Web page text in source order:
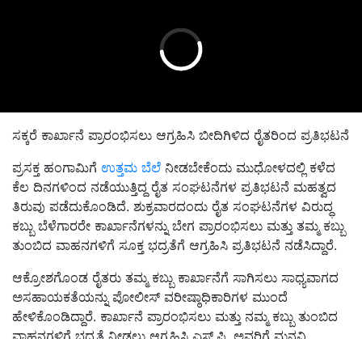
ಸಕ್ಕರೆ ಕಾರ್ಖಾನೆ ಪ್ರಾರಂಭಿಸಲು ಆಗ್ರಹಿಸಿ ಬೀದಿಗಿಳಿದ ರೈತರಿಂದ ಪ್ರತಿಭಟನೆ
ಪ್ರಸಕ್ತ ಹಂಗಾಮಿಗೆ ಉತ್ತಮ ಬೆಲೆ ನೀಡಬೇಕೆಂದು ಮುಧೋಳದಲ್ಲಿ ಕಳೆದ
ಕೆಲ ದಿನಗಳಿಂದ ನಡೆಯುತ್ತಿದ್ದ ರೈತ ಸಂಘಟನೆಗಳ ಪ್ರತಿಭಟನೆ ಮಹತ್ವದ
ತಿರುವು ಪಡೆದುಕೊಂಡಿದೆ. ಶುಕ್ರವಾರದಂದು ರೈತ ಸಂಘಟನೆಗಳ ವಿರುದ್ಧ
ಕಬ್ಬು ಬೆಳೆಗಾರರೇ ಕಾರ್ಖಾನೆಗಳನ್ನು ಬೇಗ ಪ್ರಾರಂಭಿಸಲು ಮತ್ತು ತಮ್ಮ ಕಬ್ಬು
ತುಂಬಿದ ವಾಹನಗಳಿಗೆ ಸೂಕ್ತ ಭದ್ರತೆಗೆ ಆಗ್ರಹಿಸಿ ಪ್ರತಿಭಟನೆ ನಡೆಸಿದ್ದಾರೆ.
ಆಕ್ರೋಶಗೊಂಡ ರೈತರು ತಮ್ಮ ಕಬ್ಬು ಕಾರ್ಖಾನೆಗೆ ಸಾಗಿಸಲು ಸಾಧ್ಯವಾಗದ
ಅಸಹಾಯಕತೆಯನ್ನು ಪೋಲೀಸ್ ವರೀಷ್ಠಾಧಿಕಾರಿಗಳ ಮುಂದೆ
ಹೇಳಿಕೊಂಡಿದ್ದಾರೆ. ಕಾರ್ಖಾನೆ ಪ್ರಾರಂಭಿಸಲು ಮತ್ತು ನಮ್ಮ ಕಬ್ಬು ತುಂಬಿದ